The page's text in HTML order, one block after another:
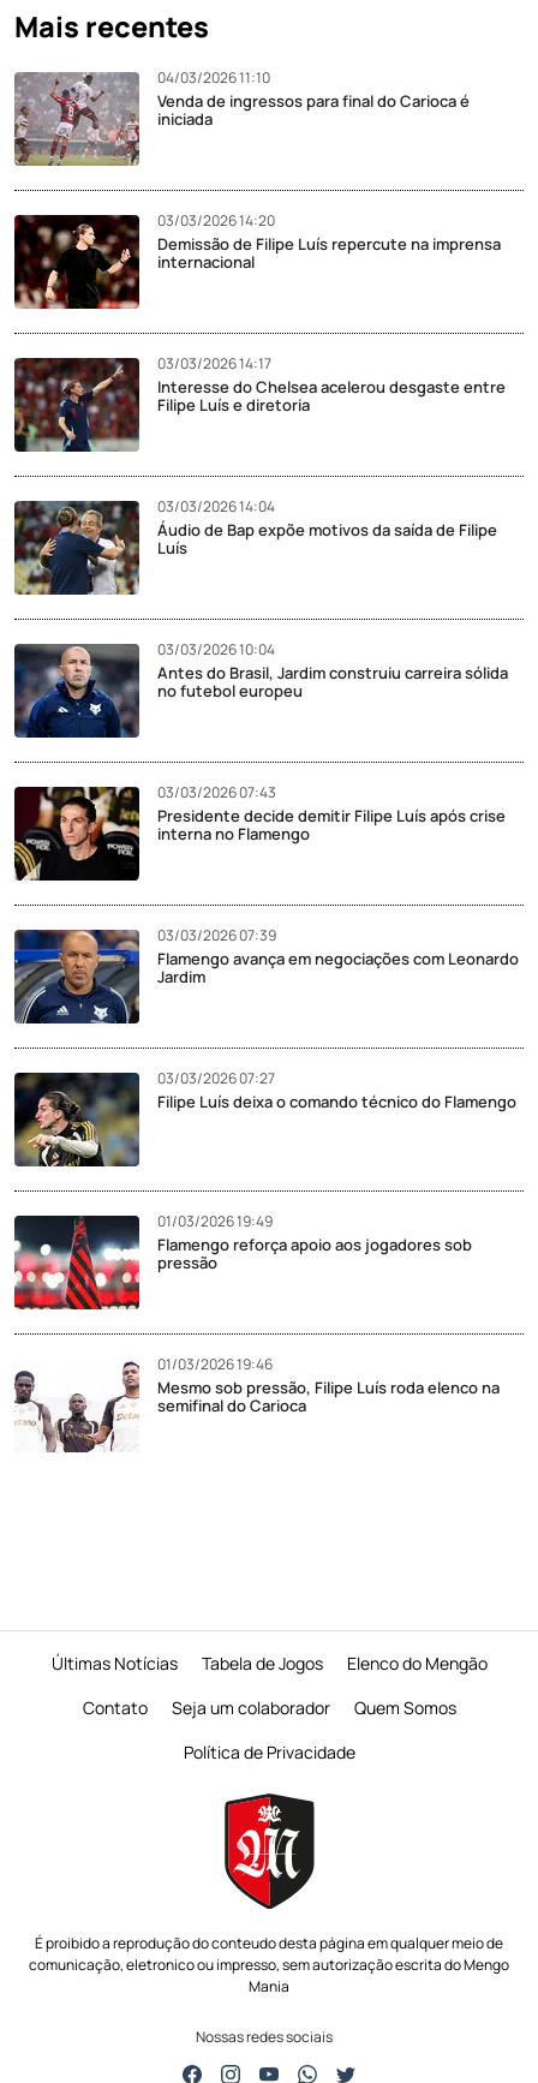
Mais recentes
04/03/2026 11:10
Venda de ingressos para final do Carioca é
iniciada
03/03/2026 14:20
Demissão de Filipe Luís repercute na imprensa
internacional
03/03/2026 14:17
Interesse do Chelsea acelerou desgaste entre
Filipe Luís e diretoria
03/03/2026 14:04
Áudio de Bap expõe motivos da saída de Filipe
Luís
03/03/2026 10:04
Antes do Brasil, Jardim construiu carreira sólida
no futebol europeu
03/03/2026 07:43
Presidente decide demitir Filipe Luís após crise
interna no Flamengo
03/03/2026 07:39
Flamengo avança em negociações com Leonardo
Jardim
03/03/2026 07:27
Filipe Luís deixa o comando técnico do Flamengo
01/03/2026 19:49
Flamengo reforça apoio aos jogadores sob
pressão
01/03/2026 19:46
Mesmo sob pressão, Filipe Luís roda elenco na
semifinal do Carioca
Últimas Notícias Tabela de Jogos
Elenco do Mengão
Contato
Seja um colaborador
Quem Somos
Política de Privacidade
É proibido a reprodução do conteudo desta página em qualquer meio de
comunicação,eletronico ou impresso, sem autorização escrita do Mengo
Mania
Nossas redes sociais